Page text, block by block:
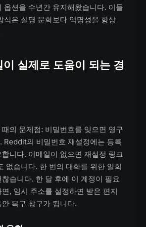
옵션을 수년간 유지해왔습니다. 이들
식은 실명 문화보다 익명성을 항상
실제로 도움이 되는 경
의 문제점: 비밀번호를 잊으면 영구
Reddit의 비밀번호 재설정에는 등록
니다. 이메일이 없으면 재설정 링크
없습니다. 한 번의 대화를 위한 일회
습니다. 한 달 후에 이 계정이 필요
, 임시 주소를 설정하면 받은 편지
복구 창구가 됩니다.